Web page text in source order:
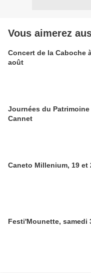
Vous aimerez
Concert de la Caboche
août
Journées du Patrimoine
Cannet
Caneto Millenium, 19 et
Festi'Mounette, samedi